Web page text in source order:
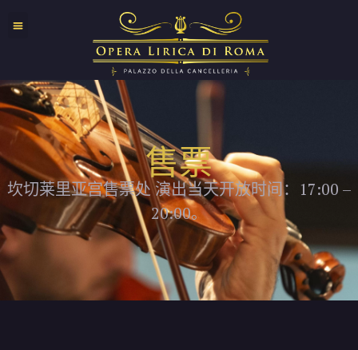
售票
坎切莱里亚宫售票处 演出当天开放时间：17:00 –
20:00。